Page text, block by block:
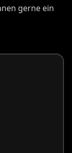
gerne ein